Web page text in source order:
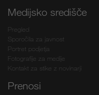
Medijsko središče
Pregled
Sporočila za javnost
Portret podjetja
Fotografije za medije
Kontakt za stike z novinarji
Prenosi